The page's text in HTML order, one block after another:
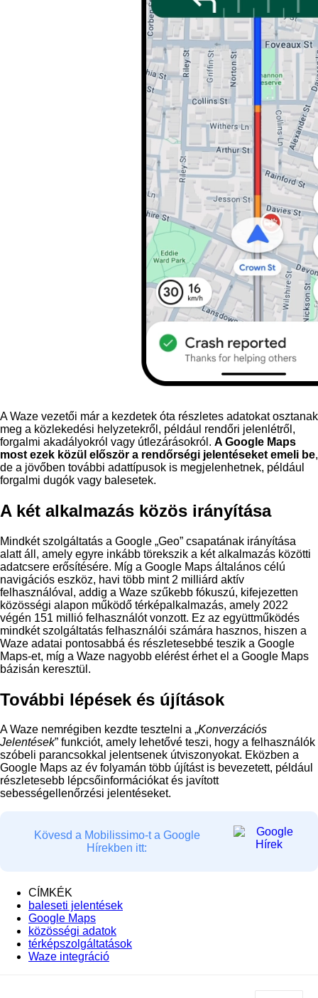
A Waze vezetői már a kezdetek óta részletes adatokat osztanak
meg a közlekedési helyzetekről, például rendőri jelenlétről,
forgalmi akadályokról vagy útlezárásokról. A Google Maps
most ezek közül először a rendőrségi jelentéseket emeli be,
de a jövőben további adattípusok is megjelenhetnek, például
forgalmi dugók vagy balesetek.
A két alkalmazás közös irányítása
Mindkét szolgáltatás a Google „Geo” csapatának irányítása
alatt áll, amely egyre inkább törekszik a két alkalmazás közötti
adatcsere erősítésére. Míg a Google Maps általános célú
navigációs eszköz, havi több mint 2 milliárd aktív
felhasználóval, addig a Waze szűkebb fókuszú, kifejezetten
közösségi alapon működő térképalkalmazás, amely 2022
végén 151 millió felhasználót vonzott. Ez az együttműködés
mindkét szolgáltatás felhasználói számára hasznos, hiszen a
Waze adatai pontosabbá és részletesebbé teszik a Google
Maps-et, míg a Waze nagyobb elérést érhet el a Google Maps
bázisán keresztül.
További lépések és újítások
A Waze nemrégiben kezdte tesztelni a „Konverzációs
Jelentések” funkciót, amely lehetővé teszi, hogy a felhasználók
szóbeli parancsokkal jelentsenek útviszonyokat. Eközben a
Google Maps az év folyamán több újítást is bevezetett, például
részletesebb lépcsőinformációkat és javított
sebességellenőrzési jelentéseket.
Kövesd a Mobilissimo-t a Google
Hírekben itt:
CÍMKÉK
baleseti jelentések
Google Maps
közösségi adatok
térképszolgáltatások
Waze integráció